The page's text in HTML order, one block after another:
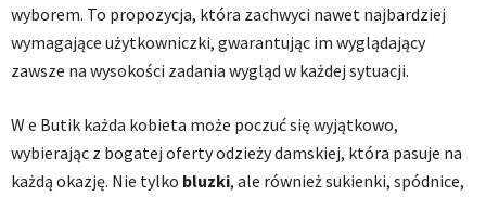
wyborem. To propozycja, która zachwyci nawet najbardziej
wymagające użytkowniczki, gwarantując im wyglądający
zawsze na wysokości zadania wygląd w każdej sytuacji.
W e Butik każda kobieta może poczuć się wyjątkowo,
wybierając z bogatej oferty odzieży damskiej, która pasuje na
każdą okazję. Nie tylko bluzki, ale również sukienki, spódnice,